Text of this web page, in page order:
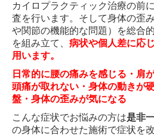
産後骨盤矯正
整体・カイロプラクティック治療
フットリフレクソロジー
美容鍼
カイロプラクティック治療の前
査を行います。そして身体の歪
や関節の機能的な問題）を総合
を組み立て、 病状や個人差に応
用います。
日常的に腰の痛みを感じる・肩
頭痛が取れない・身体の動きが
盤・身体の歪みが気になる
こんな症状でお悩みの方は是非
の身体に合わせた施術で症状を